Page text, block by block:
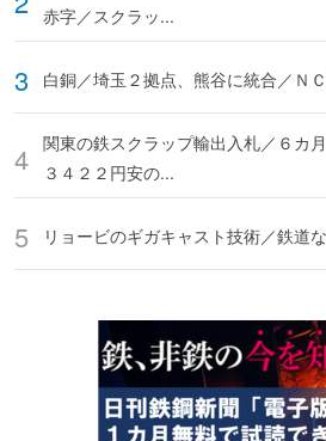
赤字／スクラッ...
白銅／埼玉２拠点、熊谷に統合／Ｎ
関東の鉄スクラップ輸出入札／６カ
３４２２円安の...
リョービのギガキャスト技術／鉄道